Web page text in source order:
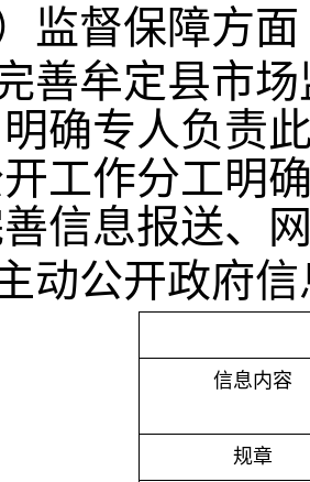
监督保障方面
善牟定县市
确专人负责
工作分工明
信息报送、
动公开政府
信息内容
规章